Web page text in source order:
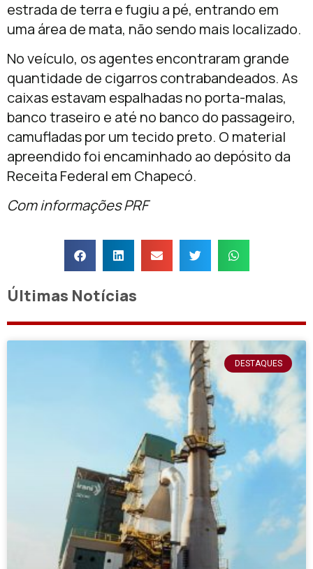
estrada de terra e fugiu a pé, entrando em
uma área de mata, não sendo mais localizado.
No veículo, os agentes encontraram grande
quantidade de cigarros contrabandeados. As
caixas estavam espalhadas no porta-malas,
banco traseiro e até no banco do passageiro,
camufladas por um tecido preto. O material
apreendido foi encaminhado ao depósito da
Receita Federal em Chapecó.
Com informações PRF
Últimas Notícias
DESTAQUES